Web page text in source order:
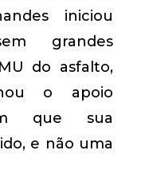
iniciou
grandes
do asfalto,
o apoio
que sua
e não uma